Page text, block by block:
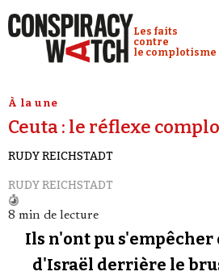
Conspiracy
Les faits
contre
le complotisme
Analyses
Conspipédia
Vidéos
Revues de
À la une
Ceuta : le réflexe
RUDY REICHSTADT
RUDY REICHSTADT
8 min de lecture
Ils n'ont pu s'empêcher
d'Israël derrière le